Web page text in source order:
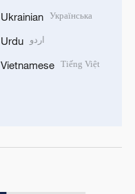
Ukrainian Українська
Urdu اردو
Vietnamese Tiếng Việt